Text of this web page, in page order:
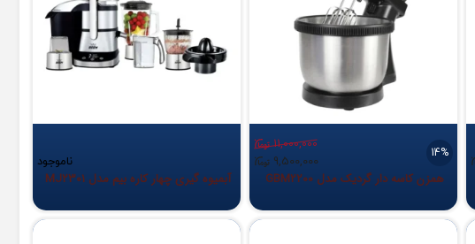
14%
11,000,000
9,500,000
همزن کاسه دار گردیک مدل GBM2200
ناموجود
آبمیوه گیری چهار کاره بیم مدل MJ2301